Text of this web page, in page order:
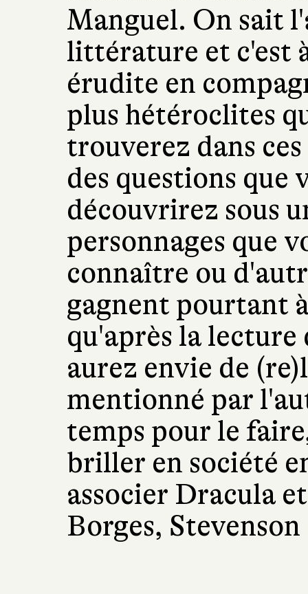
Manguel. On sait
littérature et c'est
érudite en
plus hétéroclites
trouverez dans ces
des questions que
découvrirez sous
personnages que
connaître ou
gagnent pourtant
qu'après la lecture
aurez envie de
mentionné par
temps pour le
briller en société
associer Dracula
Borges,